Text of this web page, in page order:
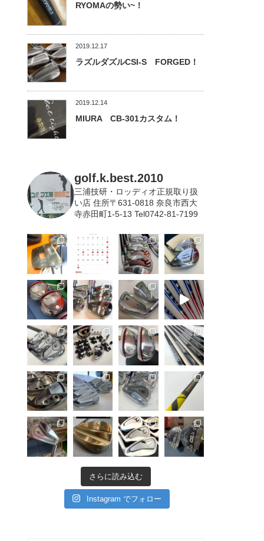
RYOMAの勢い~！
2019.12.17
ラズルダズルCSI-S FORGED！
2019.12.14
MIURA CB-301カスタム！
golf.k.best.2010
三浦技研・ロッディオ正規取り扱
い店 住所〒631-0818 奈良市西大
寺赤田町1-5-13 Tel0742-81-7199
さらに読み込む
Instagram でフォロー